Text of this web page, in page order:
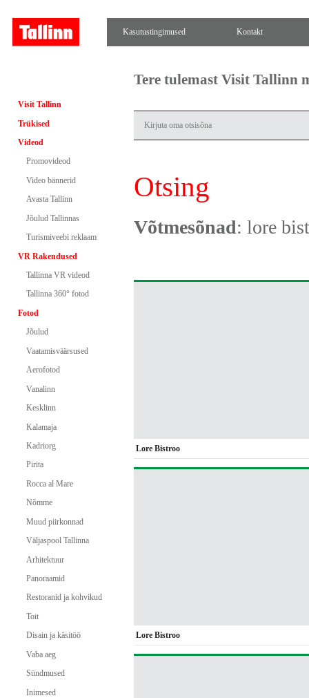
Kasutustingimused Kontakt
Visit Tallinn
Trükised
Videod
Promovideod
Video bännerid
Avasta Tallinn
Jõulud Tallinnas
Turismiveebi reklaam
VR Rakendused
Tallinna VR videod
Tallinna 360° fotod
Fotod
Jõulud
Vaatamisväärsused
Aerofotod
Vanalinn
Kesklinn
Kalamaja
Kadriorg
Pirita
Rocca al Mare
Nõmme
Muud piirkonnad
Väljaspool Tallinna
Arhitektuur
Panoraamid
Restoranid ja kohvikud
Toit
Disain ja käsitöö
Vaba aeg
Sündmused
Inimesed
Tere tulemast Visit Tallinn
Otsing
Võtmesõnad: lore
Lore Bistroo
Lore Bistroo